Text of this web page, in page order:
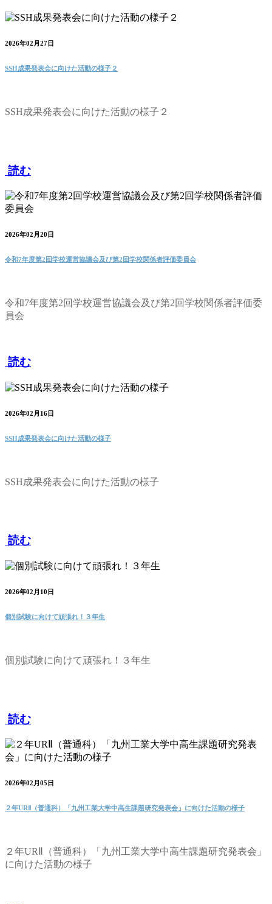
2026年02月27日
SSH成果発表会に向けた活動の様子２
SSH成果発表会に向けた活動の様子２
読む
2026年02月20日
令和7年度第2回学校運営協議会及び第2回学校関係者評価委員会
令和7年度第2回学校運営協議会及び第2回学校関係者評価委
員会
読む
2026年02月16日
SSH成果発表会に向けた活動の様子
SSH成果発表会に向けた活動の様子
読む
2026年02月10日
個別試験に向けて頑張れ！３年生
個別試験に向けて頑張れ！３年生
読む
2026年02月05日
２年URⅡ（普通科）「九州工業大学中高生課題研究発表会」に向けた活動の様子
２年URⅡ（普通科）「九州工業大学中高生課題研究発表会」
に向けた活動の様子